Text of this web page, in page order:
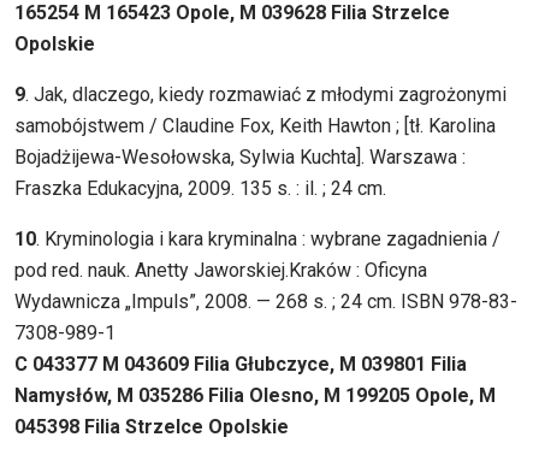
165254 M 165423 Opole, M 039628 Filia Strzelce
Opolskie
9. Jak, dlaczego, kiedy rozmawiać z młodymi zagrożonymi
samobójstwem / Claudine Fox, Keith Hawton ; [tł. Karolina
Bojadżijewa-Wesołowska, Sylwia Kuchta]. Warszawa :
Fraszka Edukacyjna, 2009. 135 s. : il. ; 24 cm.
10. Kryminologia i kara kryminalna : wybrane zagadnienia /
pod red. nauk. Anetty Jaworskiej.Kraków : Oficyna
Wydawnicza „Impuls”, 2008. — 268 s. ; 24 cm. ISBN 978-83-
7308-989-1
C 043377 M 043609 Filia Głubczyce, M 039801 Filia
Namysłów, M 035286 Filia Olesno, M 199205 Opole, M
045398 Filia Strzelce Opolskie